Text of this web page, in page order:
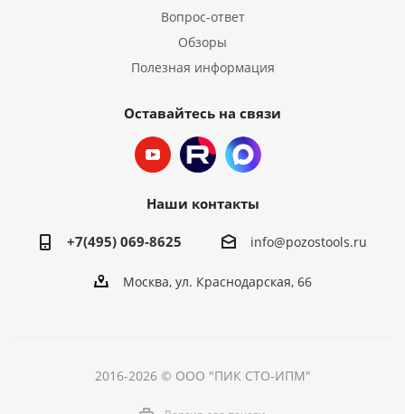
Вопрос-ответ
Обзоры
Полезная информация
Оставайтесь на связи
Наши контакты
+7(495) 069-8625 info@pozostools.ru
Москва, ул. Краснодарская, 66
2016-2026 © ООО "ПИК СТО-ИПМ"